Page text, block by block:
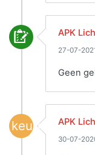
APK
27-07-
Geen
keuring APK
30-07-